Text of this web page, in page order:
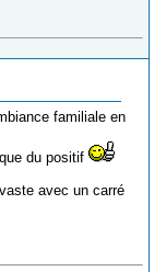
familiale en
du positif
avec un carré